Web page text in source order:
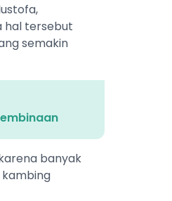
hal tersebut
semakin
banyak